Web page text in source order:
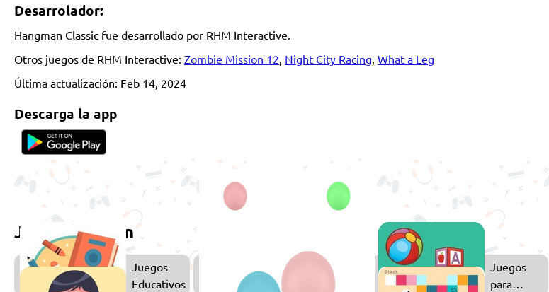
Desarrolador:
Hangman Classic fue desarrollado por RHM Interactive.
Otros juegos de RHM Interactive: Zombie Mission 12, Night City Racing, What a Leg
Última actualización: Feb 14, 2024
Descarga la app
Juega también
Juegos
Educativos
Juegos
Multijugador
Juegos
para